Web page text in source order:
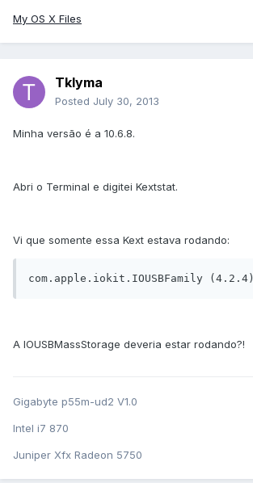
My OS X Files
Tklyma
Posted July 30, 2013
Minha versão é a 10.6.8.
Abri o Terminal e digitei Kextstat.
Vi que somente essa Kext estava rodando:
com.apple.iokit.IOUSBFamily (4.2.4)
A IOUSBMassStorage deveria estar rodando?!
Gigabyte p55m-ud2 V1.0
Intel i7 870
Juniper Xfx Radeon 5750